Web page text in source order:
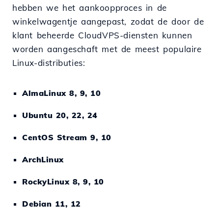
hebben we het aankoopproces in de
winkelwagentje aangepast, zodat de door de
klant beheerde CloudVPS-diensten kunnen
worden aangeschaft met de meest populaire
Linux-distributies:
AlmaLinux 8, 9, 10
Ubuntu 20, 22, 24
CentOS Stream 9, 10
ArchLinux
RockyLinux 8, 9, 10
Debian 11, 12